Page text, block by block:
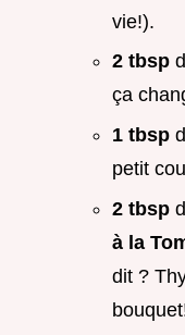
vie!).
2 tbsp
ça
1 tbsp
petit
2 tbsp
à la
dit ?